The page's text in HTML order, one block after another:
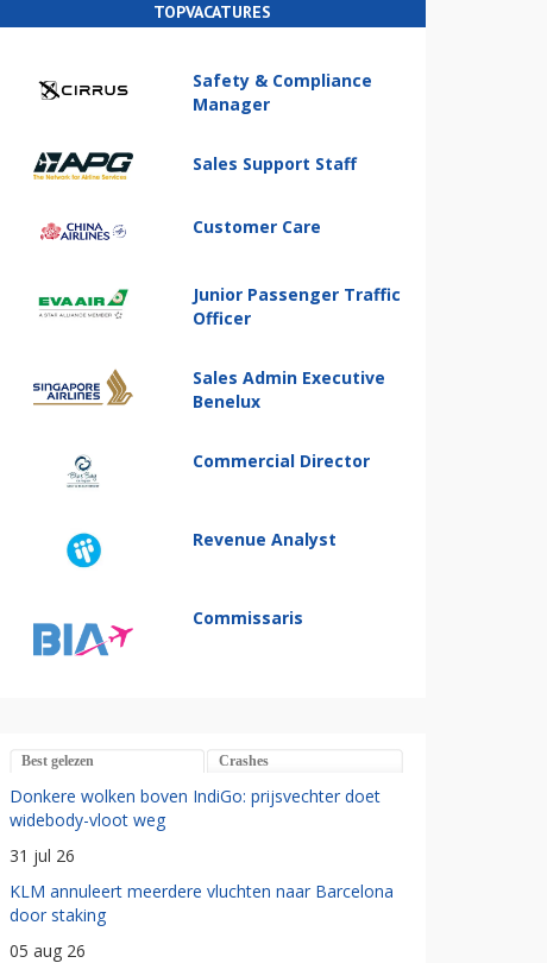
TOPVACATURES
Safety & Compliance
Manager
Sales Support Staff
Customer Care
Junior Passenger Traffic
Officer
Sales Admin Executive
Benelux
Commercial Director
Revenue Analyst
Commissaris
Best gelezen Crashes
Donkere wolken boven IndiGo: prijsvechter doet
widebody-vloot weg
31 jul 26
KLM annuleert meerdere vluchten naar Barcelona
door staking
05 aug 26